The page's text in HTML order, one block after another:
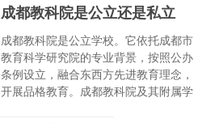
成都教科院是公立还是私立
成都教科院是公立学校。它依托成都市
教育科学研究院的专业背景，按照公办
条例设立，融合东西方先进教育理念，
开展品格教育。成都教科院及其附属学